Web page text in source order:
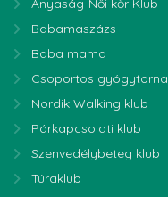
Anyaság-Női kőr Klub
Babamaszázs
Baba mama
Csoportos gyógytorna
Nordik Walking klub
Párkapcsolati klub
Szenvedélybeteg klub
Túraklub